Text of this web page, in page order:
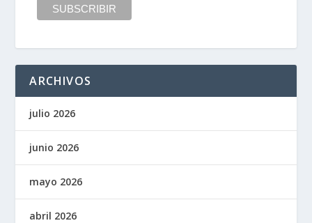
ARCHIVOS
julio 2026
junio 2026
mayo 2026
abril 2026